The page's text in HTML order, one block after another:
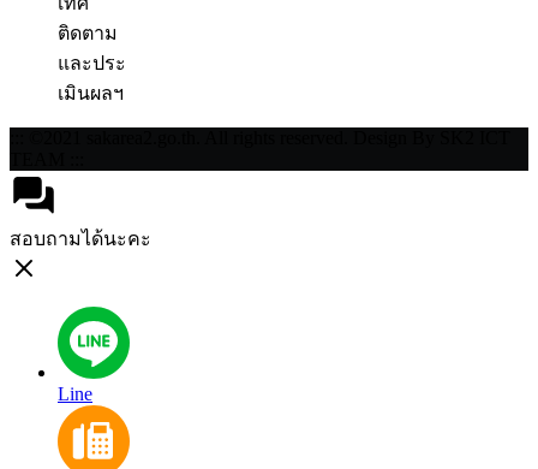
ติดตาม
และประ
เมินผลฯ
สอบถามได้นะคะ
Line